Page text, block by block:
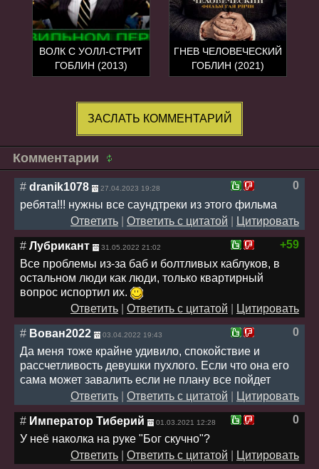
ВОЛК С УОЛЛ-СТРИТ
ГОБЛИН (2013)
ГНЕВ ЧЕЛОВЕЧЕСКИЙ
ГОБЛИН (2021)
ЗАСЛАТЬ КОММЕНТАРИЙ
Комментарии
0
# dranik1078 27.04.2023 19:28
ребята!!! нужны все саундтреки из этого фильма
Ответить
Ответить с цитатой
Цитировать
+59
# Лубрикант 31.05.2022 21:02
Все проблемы из-за баб и болтливых каблуков, в
остальном люди как люди, только квартирный
вопрос испортил их.
Ответить
Ответить с цитатой
Цитировать
0
# Вован2022 03.04.2022 19:43
Да меня тоже крайне удивило, спокойствие и
рассчетливость девушки пухлого. Если что она его
сама может завалить если не плану все пойдет
Ответить
Ответить с цитатой
Цитировать
0
# Император Тиберий 01.03.2021 12:28
У неё наколка на руке "Бог скучно"?
Ответить
Ответить с цитатой
Цитировать